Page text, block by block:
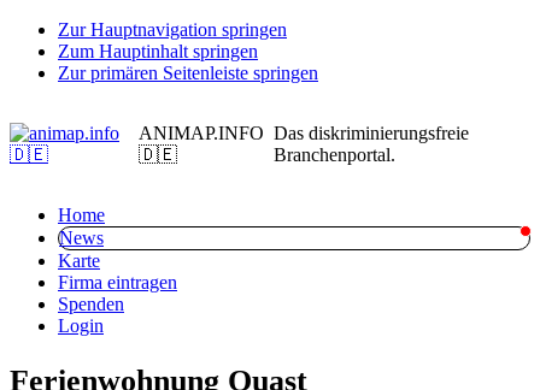
Zur Hauptnavigation springen
Zum Hauptinhalt springen
Zur primären Seitenleiste springen
ANIMAP.INFO
🇩🇪
Das diskriminierungsfreie
Branchenportal.
Home
News
Karte
Firma eintragen
Spenden
Login
Ferienwohnung Quast